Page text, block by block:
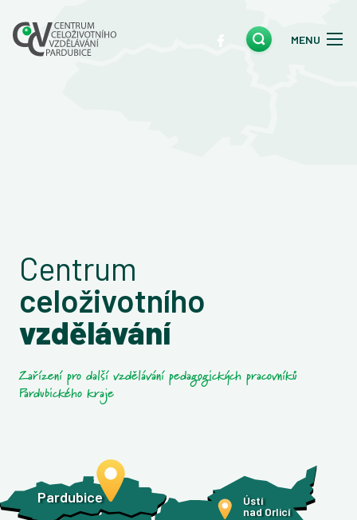
MENU
Centrum
celoživotního
vzdělávání
Zařízení pro další vzdělávání pedagogických pracovníků
Pardubického kraje
Pardubice
Ústí
nad Orlicí